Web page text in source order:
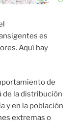
es
Aquí hay
de
de la distribución
y en la población
extremas o